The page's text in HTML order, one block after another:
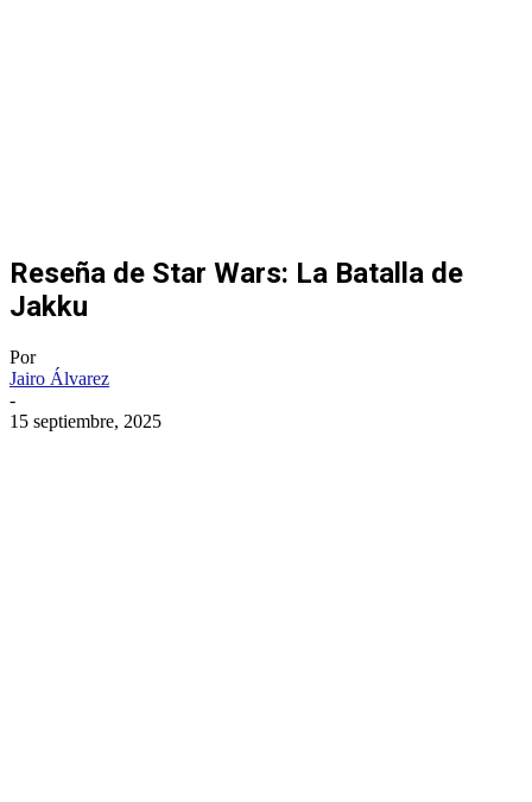
Reseña de Star Wars: La Batalla de
Jakku
Por
Jairo Álvarez
-
15 septiembre, 2025